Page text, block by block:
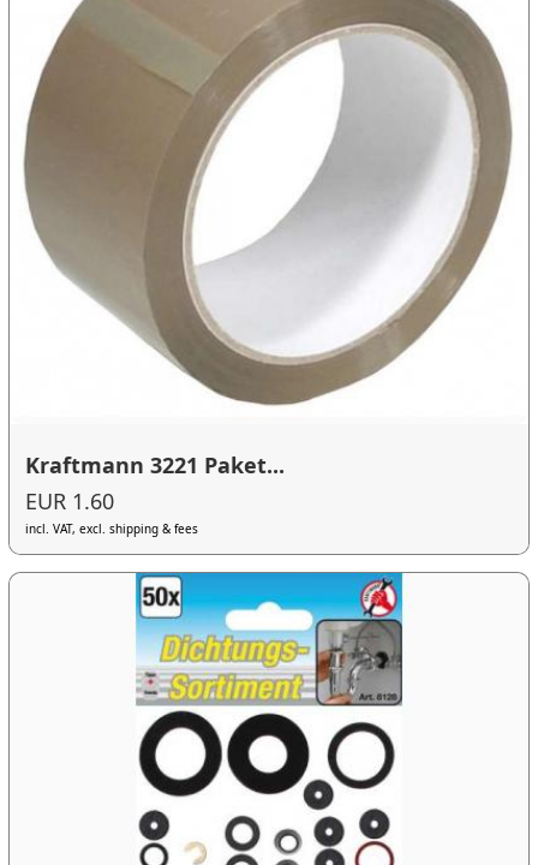
Kraftmann 3221 Paket...
EUR 1.60
incl. VAT, excl. shipping & fees